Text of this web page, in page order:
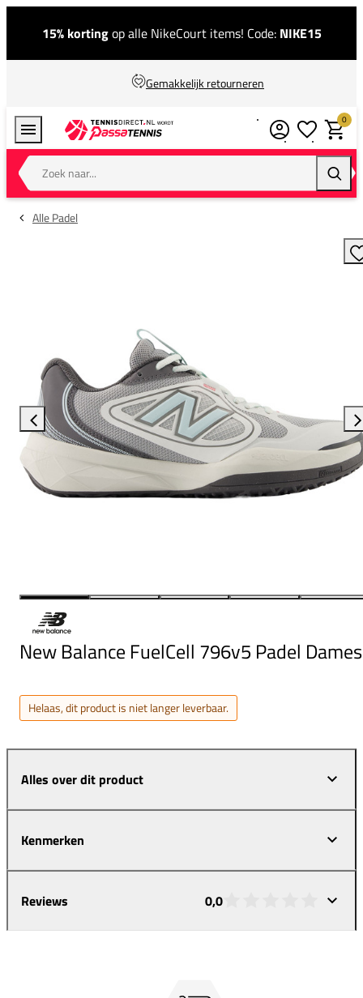
15% kortingop alle NikeCourt items! Code: NIKE15
Gemakkelijk retourneren
Zoek naar...
0
Alle Padel
New Balance FuelCell 796v5 Padel Dames
Helaas, dit product is niet langer leverbaar.
Alles over dit product
Kenmerken
Reviews 0,0